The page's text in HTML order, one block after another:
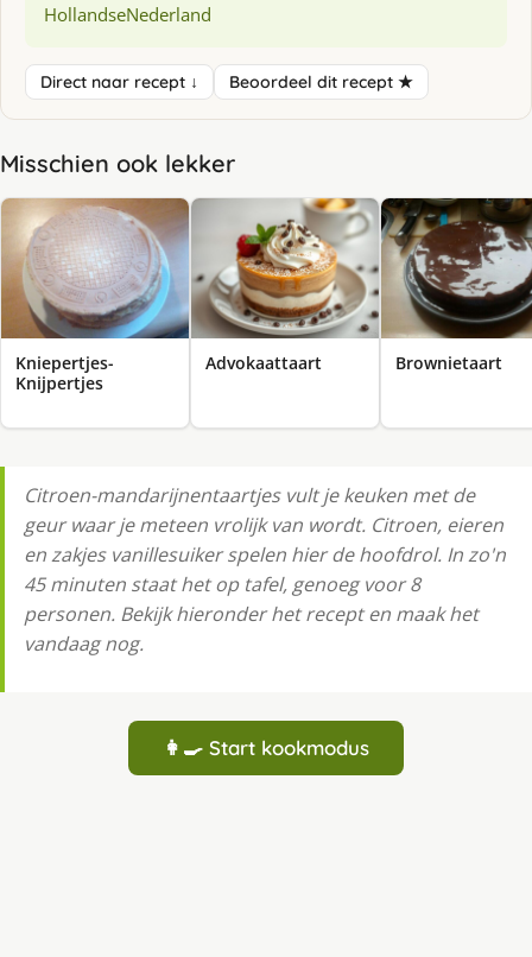
HollandseNederland
Direct naar recept ↓ Beoordeel dit recept ★
Misschien ook lekker
Kniepertjes-
Knijpertjes
Advokaattaart Brownietaart
Citroen-mandarijnentaartjes vult je keuken met de
geur waar je meteen vrolijk van wordt. Citroen, eieren
en zakjes vanillesuiker spelen hier de hoofdrol. In zo'n
45 minuten staat het op tafel, genoeg voor 8
personen. Bekijk hieronder het recept en maak het
vandaag nog.
👩‍🍳 Start kookmodus